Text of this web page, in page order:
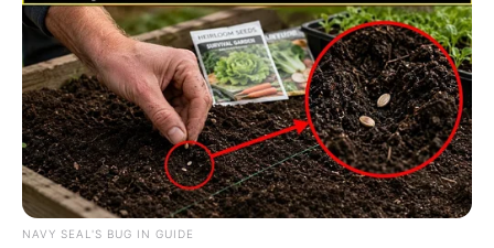
NAVY SEAL'S BUG IN GUIDE